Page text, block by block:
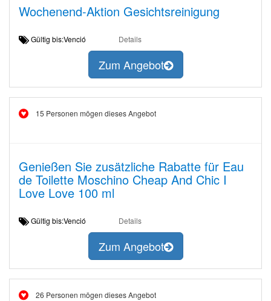
Wochenend-Aktion Gesichtsreinigung
Gültig bis:Venció Details
Zum Angebot
15 Personen mögen dieses Angebot
Genießen Sie zusätzliche Rabatte für Eau
de Toilette Moschino Cheap And Chic I
Love Love 100 ml
Gültig bis:Venció Details
Zum Angebot
26 Personen mögen dieses Angebot